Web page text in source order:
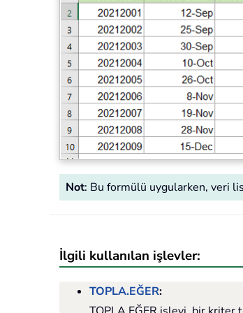
Not: Bu formülü uygularken, veri
İlgili kullanılan işlevler:
TOPLA.EĞER: